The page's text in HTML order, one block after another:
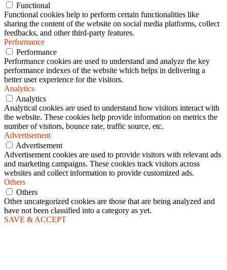
Functional
Functional cookies help to perform certain functionalities like
sharing the content of the website on social media platforms, collect
feedbacks, and other third-party features.
Performance
Performance
Performance cookies are used to understand and analyze the key
performance indexes of the website which helps in delivering a
better user experience for the visitors.
Analytics
Analytics
Analytical cookies are used to understand how visitors interact with
the website. These cookies help provide information on metrics the
number of visitors, bounce rate, traffic source, etc.
Advertisement
Advertisement
Advertisement cookies are used to provide visitors with relevant ads
and marketing campaigns. These cookies track visitors across
websites and collect information to provide customized ads.
Others
Others
Other uncategorized cookies are those that are being analyzed and
have not been classified into a category as yet.
SAVE & ACCEPT